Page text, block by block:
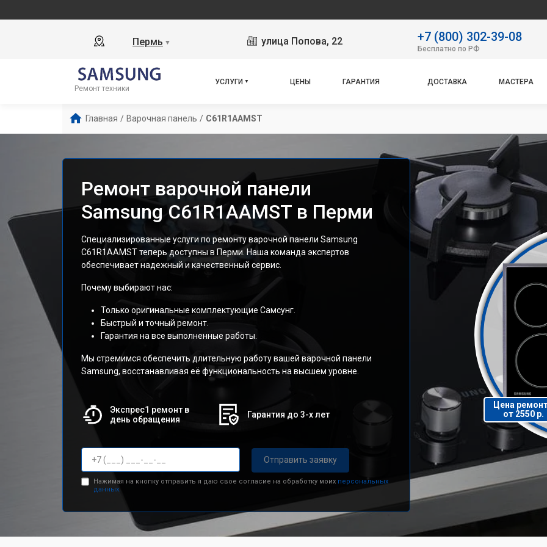
Пермь ▼ улица Попова, 22 +7 (800) 302-39-08
Бесплатно по РФ
Ремонт техники
УСЛУГИ ЦЕНЫ ГАРАНТИЯ ДОСТАВКА МАСТЕРА
Главная / Варочная панель / C61R1AAMST
Ремонт варочной панели
Samsung C61R1AAMST в Перми
Специализированные услуги по ремонту варочной панели Samsung
C61R1AAMST теперь доступны в Перми. Наша команда экспертов
обеспечивает надежный и качественный сервис.
Почему выбирают нас:
Только оригинальные комплектующие Самсунг.
Быстрый и точный ремонт.
Гарантия на все выполненные работы.
Мы стремимся обеспечить длительную работу вашей варочной панели
Samsung, восстанавливая её функциональность на высшем уровне.
Экспрес1 ремонт в
день обращения
Гарантия до 3-х лет
Отправить заявку
Нажимая на кнопку отправить я даю свое согласие на обработку моих персональных
данных.
Цена
от 2550 р.